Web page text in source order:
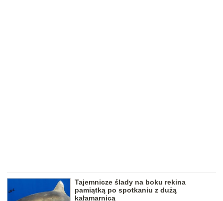
Tajemnicze ślady na boku rekina
pamiątką po spotkaniu z dużą
kałamarnicą